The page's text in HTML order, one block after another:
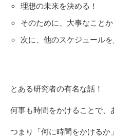
理想の未来を決める！
そのために、大事なこと
次に、他のスケジュールを
とある研究者の有名な話！
何事も時間をかけることで、
つまり「何に時間をかけるか